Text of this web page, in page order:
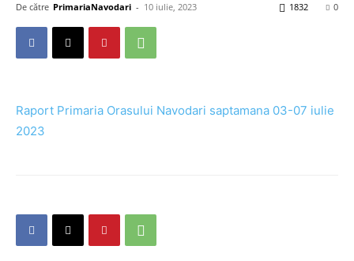
De către PrimariaNavodari - 10 iulie, 2023 0
1832
Raport Primaria Orasului Navodari saptamana 03-07 iulie
2023